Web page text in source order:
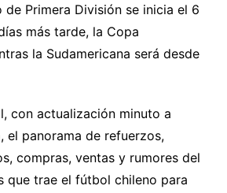
Primera División se inicia el 6
más tarde, la Copa
la Sudamericana será desde
con actualización minuto a
el panorama de refuerzos,
compras, ventas y rumores del
que trae el fútbol chileno para